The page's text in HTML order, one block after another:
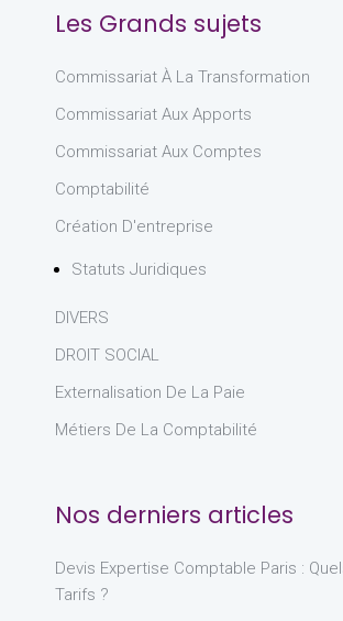
Les Grands sujets
Commissariat À La Transformation
Commissariat Aux Apports
Commissariat Aux Comptes
Comptabilité
Création D'entreprise
Statuts Juridiques
DIVERS
DROIT SOCIAL
Externalisation De La Paie
Métiers De La Comptabilité
Nos derniers articles
Devis Expertise Comptable Paris :
Tarifs ?